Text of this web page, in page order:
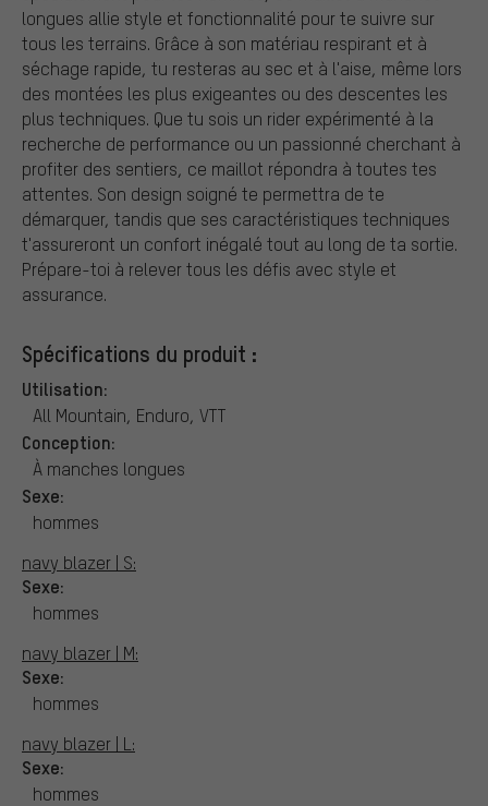
longues allie style et fonctionnalité pour te suivre sur
tous les terrains. Grâce à son matériau respirant et à
séchage rapide, tu resteras au sec et à l'aise, même lors
des montées les plus exigeantes ou des descentes les
plus techniques. Que tu sois un rider expérimenté à la
recherche de performance ou un passionné cherchant à
profiter des sentiers, ce maillot répondra à toutes tes
attentes. Son design soigné te permettra de te
démarquer, tandis que ses caractéristiques techniques
t'assureront un confort inégalé tout au long de ta sortie.
Prépare-toi à relever tous les défis avec style et
assurance.
Spécifications du produit :
Utilisation:
All Mountain, Enduro, VTT
Conception:
À manches longues
Sexe:
hommes
navy blazer | S:
Sexe:
hommes
navy blazer | M:
Sexe:
hommes
navy blazer | L:
Sexe:
hommes